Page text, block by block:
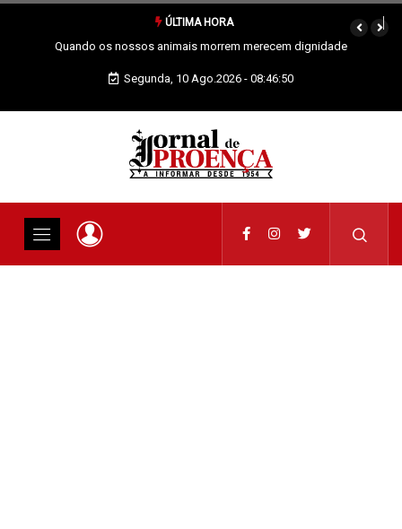
ÚLTIMA HORA
Quando os nossos animais morrem merecem dignidade
Segunda, 10 Ago.2026 - 08:46:51